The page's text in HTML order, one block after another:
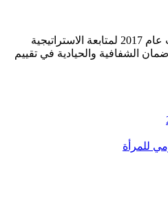
المرصد هو آلية مستقلة أطلقت عام 2017 لمتابعة الاستراتيجية
لتمكين المرأة 2030، وضمان الشفافية والحيادية في تقييم
للمرأة